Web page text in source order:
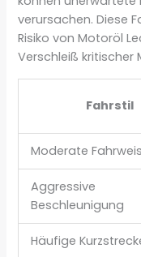
verursachen. Diese
Risiko von Motoröl
Verschleiß
Fahrstil
Moderate
Aggressive
Beschleunigung
Häufige